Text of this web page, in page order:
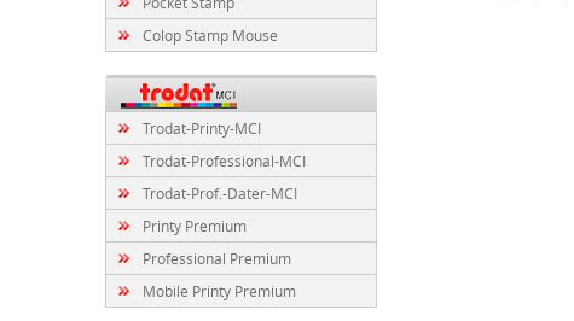
Colop Stamp Mouse
Trodat-Printy-MCI
Trodat-Professional-MCI
Trodat-Prof.-Dater-MCI
Printy Premium
Professional Premium
Mobile Printy Premium